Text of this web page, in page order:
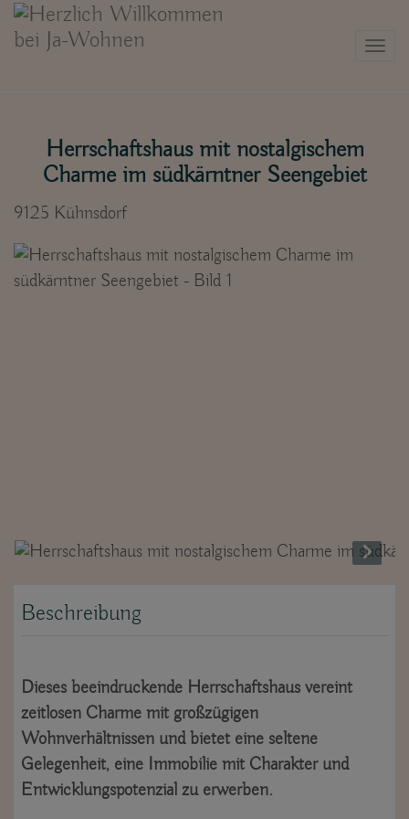
Herrschaftshaus mit nostalgischem
Charme im südkärntner Seengebiet
9125 Kühnsdorf
Beschreibung
Dieses beeindruckende Herrschaftshaus vereint
zeitlosen Charme mit großzügigen
Wohnverhältnissen und bietet eine seltene
Gelegenheit, eine Immobilie mit Charakter und
Entwicklungspotenzial zu erwerben.